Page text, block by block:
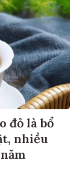
đỏ là bổ
nhiều